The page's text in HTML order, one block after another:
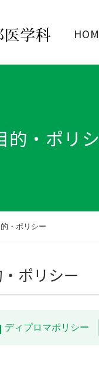
的・ポリ
・ポリシー
ポリシー
ディプロマポリシー